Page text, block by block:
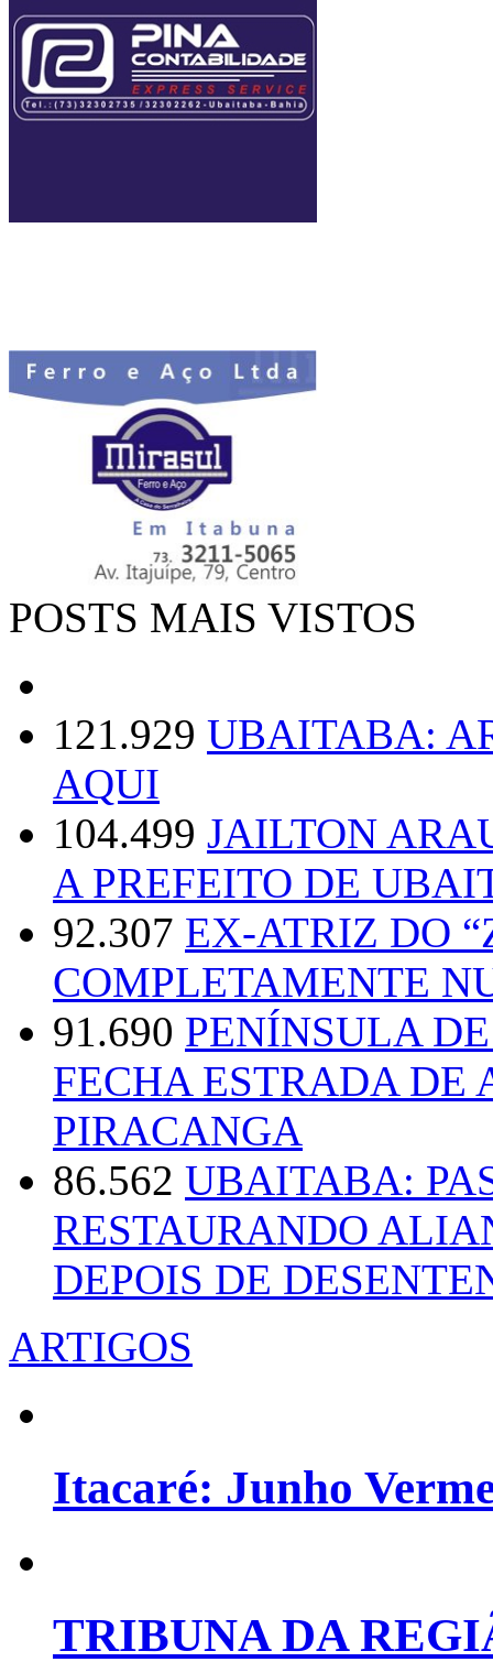
POSTS MAIS VISTOS
121.929 UBAITABA:
AQUI
104.499 JAILTON
A PREFEITO DE
92.307 EX-ATRIZ DO
COMPLETAMENTE
91.690 PENÍNSULA
FECHA ESTRADA DE
PIRACANGA
86.562 UBAITABA:
RESTAURANDO
DEPOIS DE
ARTIGOS
Itacaré: Junho
TRIBUNA DA